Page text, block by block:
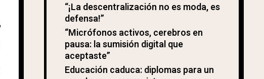
“¡La descentralización no es moda, es
defensa!”
“Micrófonos activos, cerebros en
pausa: la sumisión digital que
aceptaste”
Educación caduca: diplomas para un